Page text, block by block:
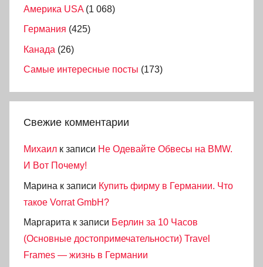
Америка USA(1 068)
Германия (425)
Канада (26)
Самые интересные посты (173)
Свежие комментарии
Михаил к записи Не Одевайте Обвесы на BMW.
И Вот Почему!
Марина к записи Купить фирму в Германии. Что
такое Vorrat GmbH?
Маргарита к записи Берлин за 10 Часов
(Основные достопримечательности) Travel
Frames — жизнь в Германии